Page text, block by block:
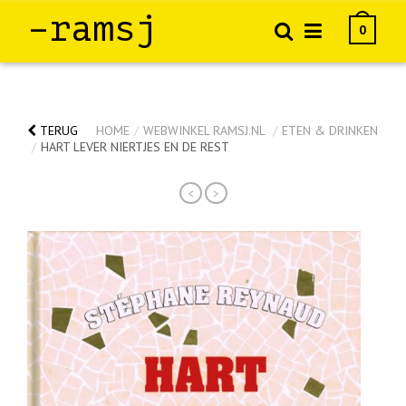
–ramsj 0
TERUG HOME / WEBWINKEL RAMSJ.NL / ETEN & DRINKEN
/ HART LEVER NIERTJES EN DE REST
< >